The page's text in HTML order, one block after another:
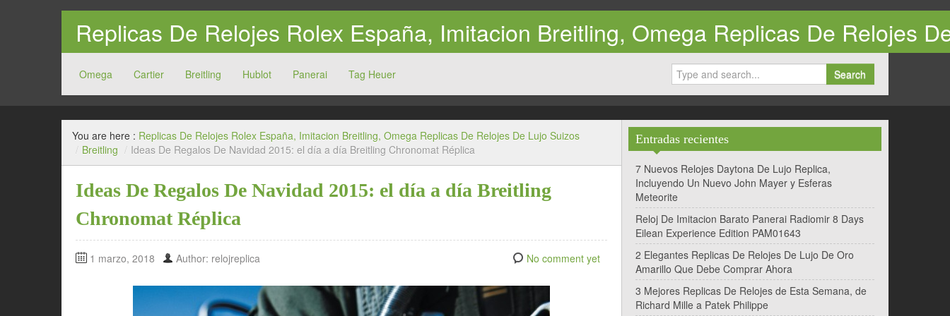
Replicas De Relojes Rolex España, Imitacion Breitling, Omega Replicas De Relojes
Omega Cartier Breitling Hublot Panerai Tag Heuer Search
You are here : Replicas De Relojes Rolex España, Imitacion Breitling, Omega Replicas De Relojes De Lujo Suizos
/ Breitling / Ideas De Regalos De Navidad 2015: el día a día Breitling Chronomat Réplica
Ideas De Regalos De Navidad 2015: el día a día Breitling
Chronomat Réplica
1 marzo, 2018 Author: relojreplica No comment yet
Entradas recientes
7 Nuevos Relojes Daytona De Lujo Replica,
Incluyendo Un Nuevo John Mayer y Esferas
Meteorite
Reloj De Imitacion Barato Panerai Radiomir 8 Days
Eilean Experience Edition PAM01643
2 Elegantes Replicas De Relojes De Lujo De Oro
Amarillo Que Debe Comprar Ahora
3 Mejores Replicas De Relojes de Esta Semana, de
Richard Mille a Patek Philippe